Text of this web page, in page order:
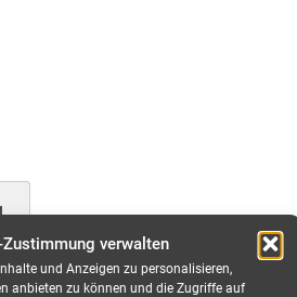
verwalten
und Anzeigen zu personalisieren,
anbieten zu können und die Zugriffe auf